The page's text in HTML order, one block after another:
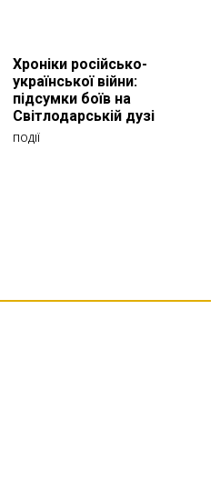
Хроніки російсько-
української війни:
підсумки боїв на
Світлодарській дузі
ПОДІЇ